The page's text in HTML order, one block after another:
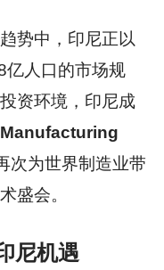
势中，印尼正以
亿人口的市场规
资环境，印尼成
Manufacturing
次为世界制造业带
盛会。
尼机遇